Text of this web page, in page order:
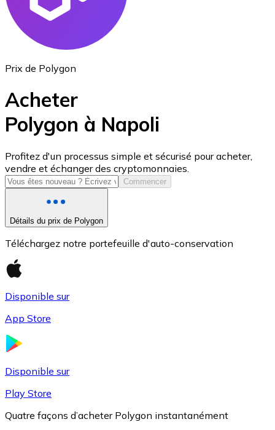
USD Coin
USDC
Prix de Polygon
Acheter
Polygon à Napoli
Profitez d'un processus simple et sécurisé pour acheter,
vendre et échanger des cryptomonnaies.
Commencer
Détails du prix de Polygon
Téléchargez notre portefeuille d'auto-conservation
Disponible sur
App Store
Disponible sur
Play Store
Quatre façons d’acheter Polygon instantanément